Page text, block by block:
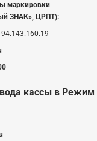
маркировки
ЗНАК», ЦРПТ):
94.143.160.19
кассы в Режим